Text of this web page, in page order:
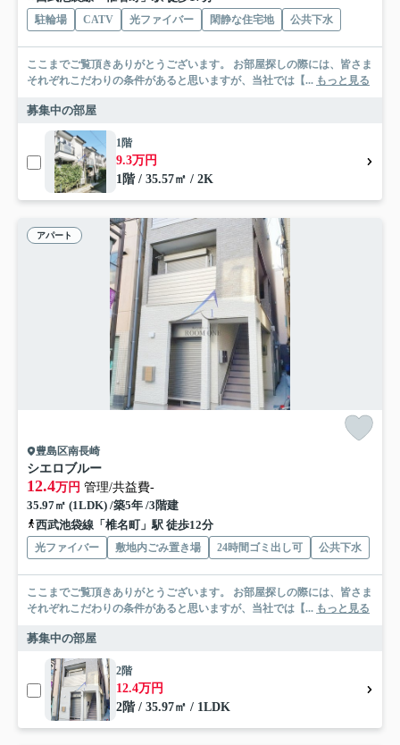
駐輪場 CATV 光ファイバー 閑静な住宅地 公共下水
ここまでご覧頂きありがとうございます。 お部屋探しの際には、皆さま
それぞれこだわりの条件があると思いますが、当社では【... もっと見る
募集中の部屋
1階
9.3万円
1階 / 35.57㎡ / 2K
アパート
豊島区南長崎
シエロブルー
12.4万円 管理/共益費-
35.97㎡ (1LDK) /築5年 /3階建
西武池袋線「椎名町」駅 徒歩12分
光ファイバー 敷地内ごみ置き場 24時間ゴミ出し可 公共下水
ここまでご覧頂きありがとうございます。 お部屋探しの際には、皆さま
それぞれこだわりの条件があると思いますが、当社では【... もっと見る
募集中の部屋
2階
12.4万円
2階 / 35.97㎡ / 1LDK